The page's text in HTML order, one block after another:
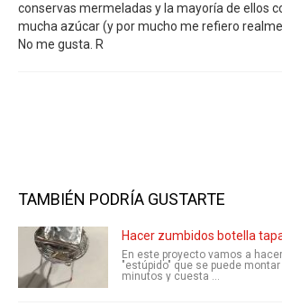
conservas mermeladas y la mayoría de ellos
mucha azúcar (y por mucho me refiero
No me gusta. R
TAMBIÉN PODRÍA GUSTARTE
Hacer zumbidos botella
En este proyecto vamos a
"estúpido" que se puede
minutos y cuesta ...